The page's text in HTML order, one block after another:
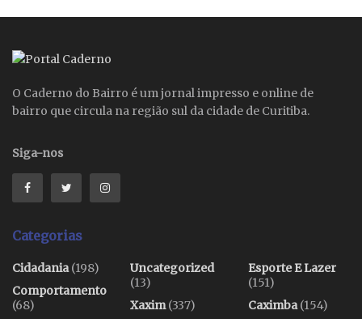
O Caderno do Bairro é um jornal impresso e online de
bairro que circula na região sul da cidade de Curitiba.
Siga-nos
Categorias
Cidadania(198)
Comportamento
(68)
Uncategorized
(13)
Xaxim(337)
Esporte E Lazer
(151)
Caximba(154)